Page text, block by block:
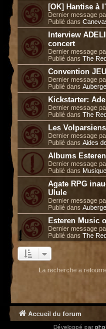
[OK] Hantise à
Dernier message
Publié dans
Interview
concert
Dernier message
Publié dans The
Convention
Dernier message
Publié dans
Kickstarter:
Dernier message
Publié dans The
Les Volparsiens
Dernier message
Publié dans Aides
Albums
Dernier message
Publié dans
Agate RPG
Ulule
Dernier message
Publié dans
Esteren Music
Dernier message
Publié dans The
La recherche a
Accueil du forum
Développé par